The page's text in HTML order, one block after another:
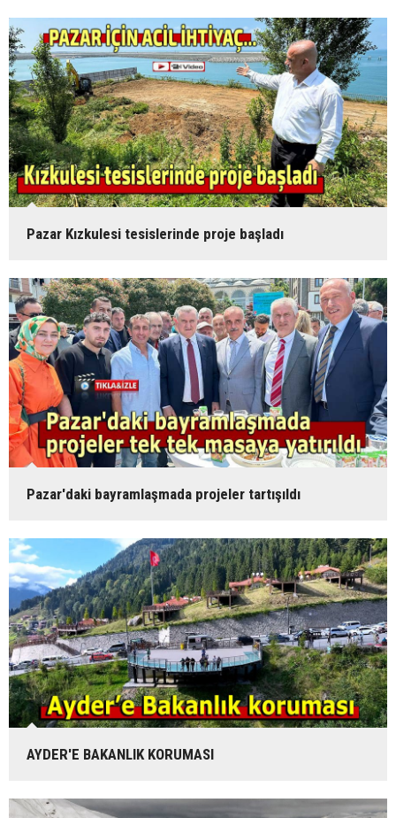
Pazar Kızkulesi tesislerinde proje başladı
Pazar'daki bayramlaşmada projeler tartışıldı
AYDER'E BAKANLIK KORUMASI